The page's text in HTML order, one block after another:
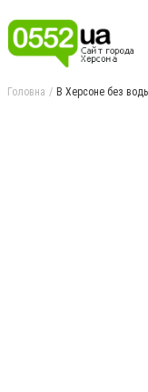
Головна В Херсоне без